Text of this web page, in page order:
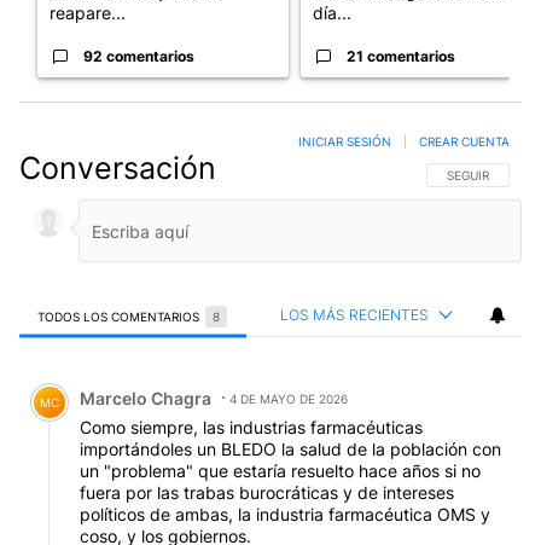
reapare...
92 comentarios
día...
21 comentarios
Conversación SIGA ESTA
SEGUIR
INICIAR SESIÓN CREAR CUENTA
TODOS LOS COMENTARIOS 8 LOS MÁS RECIENTES
Comentario de Marcelo Chagra.
MC Marcelo Chagra 4 DE MAYO DE 2026
Como siempre, las industrias farmacéuticas
importándoles un BLEDO la salud de la población con
un "problema" que estaría resuelto hace años si no
fuera por las trabas burocráticas y de intereses
políticos de ambas, la industria farmacéutica OMS y
coso, y los gobiernos.